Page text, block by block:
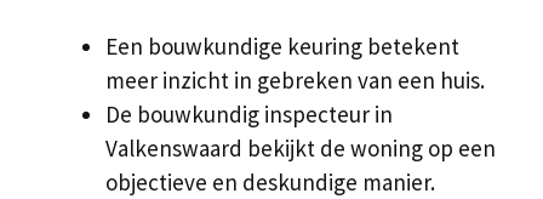
Een bouwkundige keuring betekent
meer inzicht in gebreken van een huis.
De bouwkundig inspecteur in
Valkenswaard bekijkt de woning op een
objectieve en deskundige manier.